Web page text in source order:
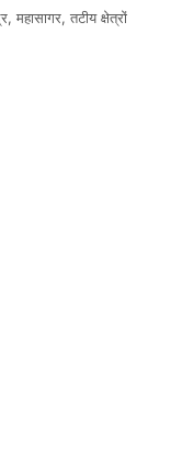
तटीय क्षेत्रों